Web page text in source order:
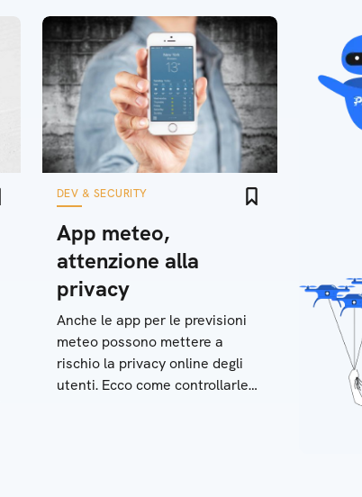
DEV & SECURITY
App meteo,
attenzione alla
privacy
Anche le app per le previsioni
meteo possono mettere a
rischio la privacy online degli
utenti. Ecco come controllarle